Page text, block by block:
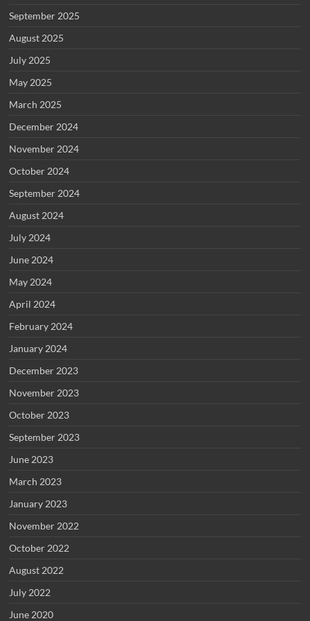
September 2025
August 2025
July 2025
May 2025
March 2025
December 2024
November 2024
October 2024
September 2024
August 2024
July 2024
June 2024
May 2024
April 2024
February 2024
January 2024
December 2023
November 2023
October 2023
September 2023
June 2023
March 2023
January 2023
November 2022
October 2022
August 2022
July 2022
June 2020